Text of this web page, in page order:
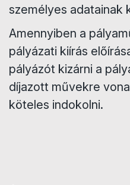
személyes adatainak
Amennyiben a
pályázati kiírás
pályázót kizárni a
díjazott művekre
köteles indokolni.